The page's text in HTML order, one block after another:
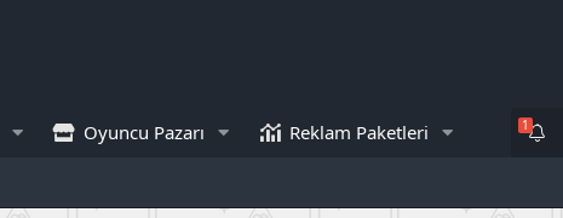
Oyuncu Pazarı Reklam Paketleri